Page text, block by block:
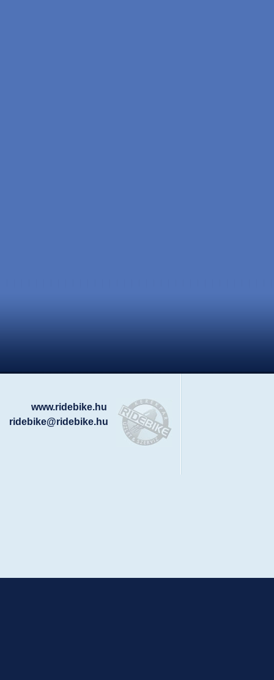
www.ridebike.hu
ridebike@ridebike.hu